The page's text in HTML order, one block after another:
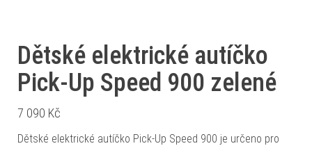
Dětské elektrické autíčko
Pick-Up Speed 900 zelené
7 090 Kč
Dětské elektrické autíčko Pick-Up Speed 900 je určeno pro